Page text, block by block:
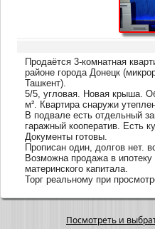
Продаётся 3-комнатная
районе города Донецк
Ташкент).
5/5, угловая. Новая крыша.
м². Квартира снаружи
В подвале есть отдельный
гаражный кооператив. Есть
Документы готовы.
Прописан один, долгов нет.
Возможна продажа в
материнского капитала.
Торг реальному при
Посмотреть и